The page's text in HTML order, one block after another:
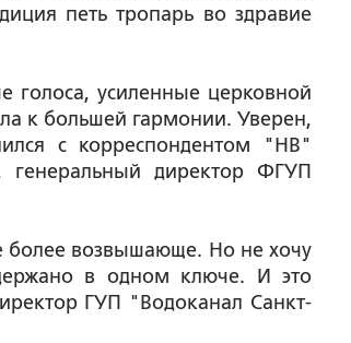
петь тропарь во здравие
голоса, усиленные церковной
к большей гармонии. Уверен,
с корреспондентом "НВ"
генеральный директор ФГУП
более возвышающе. Но не хочу
в одном ключе. И это
ГУП "Водоканал Санкт-